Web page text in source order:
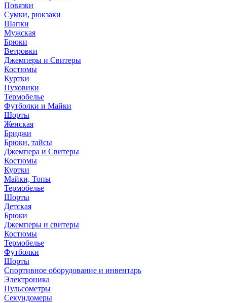
Повязки
Сумки, рюкзаки
Шапки
Мужская
Брюки
Ветровки
Джемперы и Свитеры
Костюмы
Куртки
Пуховики
Термобелье
Футболки и Майки
Шорты
Женская
Бриджи
Брюки, тайсы
Джемпера и Свитеры
Костюмы
Куртки
Майки, Топы
Термобелье
Шорты
Детская
Брюки
Джемперы и свитеры
Костюмы
Термобелье
Футболки
Шорты
Спортивное оборудование и инвентарь
Электроника
Пульсометры
Секундомеры